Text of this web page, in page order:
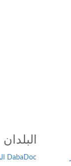
البلدان
DabaDoc المغرب